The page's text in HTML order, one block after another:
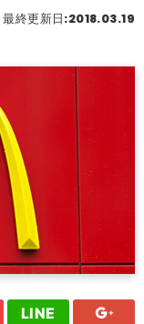
最終更新日:2018.03.19
LINE